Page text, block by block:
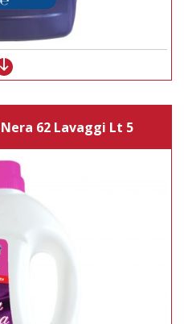
62 Lavaggi Lt 5